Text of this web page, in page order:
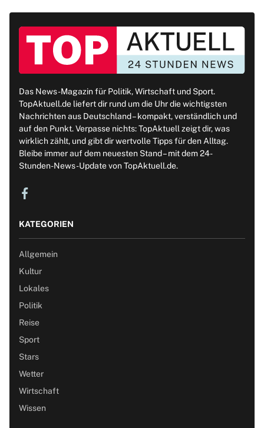
Das News-Magazin für Politik, Wirtschaft und Sport.
TopAktuell.de liefert dir rund um die Uhr die wichtigsten
Nachrichten aus Deutschland – kompakt, verständlich und
auf den Punkt. Verpasse nichts: TopAktuell zeigt dir, was
wirklich zählt, und gibt dir wertvolle Tipps für den Alltag.
Bleibe immer auf dem neuesten Stand – mit dem 24-
Stunden-News-Update von TopAktuell.de.
KATEGORIEN
Allgemein
Kultur
Lokales
Politik
Reise
Sport
Stars
Wetter
Wirtschaft
Wissen